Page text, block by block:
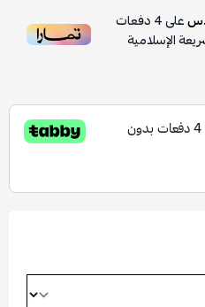
على4دفعات
الإسلامية